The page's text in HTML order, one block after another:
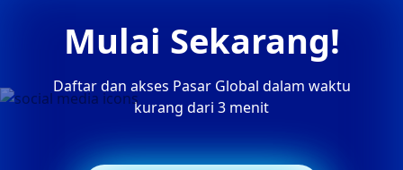
Mulai Sekarang!
Daftar dan akses Pasar Global dalam waktu
kurang dari 3 menit